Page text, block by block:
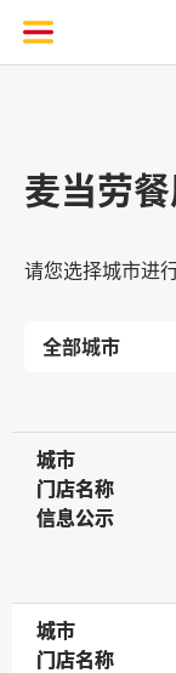
麦当劳
请您选择城市进
城市
城市
门店名称
门店名称
信息公示
信息公示
城市
城市
门店名称
门店名称